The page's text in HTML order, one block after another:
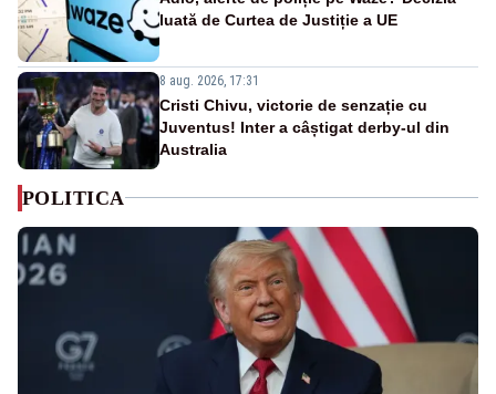
luată de Curtea de Justiție a UE
8 aug. 2026, 17:31
Cristi Chivu, victorie de senzație cu
Juventus! Inter a câștigat derby-ul din
Australia
POLITICA